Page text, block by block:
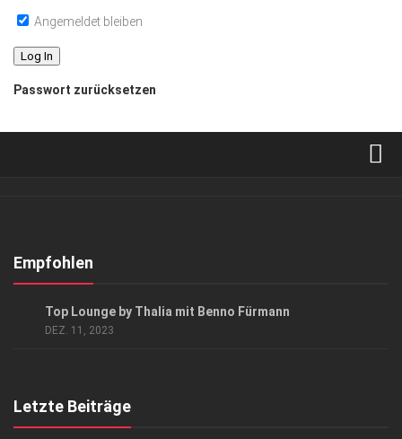
Angemeldet bleiben
Passwort zurücksetzen
Kontakt, Impressum
Empfohlen
Top Lounge by Thalia mit Benno Fürmann
DEZ. 11, 2023
Letzte Beiträge